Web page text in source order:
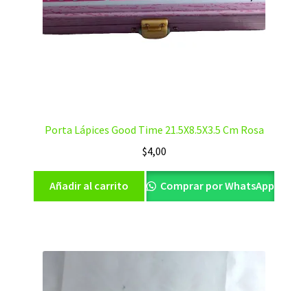
Porta Lápices Good Time 21.5X8.5X3.5 Cm Rosa
$4,00
Añadir al carrito Comprar por WhatsApp